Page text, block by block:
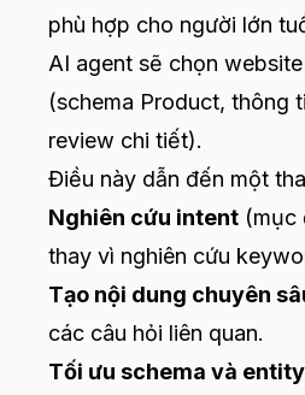
phù hợp cho người lớn
AI agent sẽ chọn
(schema Product, thông
review chi tiết).
Điều này dẫn đến một
Nghiên cứu intent (mục
thay vì nghiên cứu
Tạo nội dung chuyên
các câu hỏi liên quan.
Tối ưu schema và entity